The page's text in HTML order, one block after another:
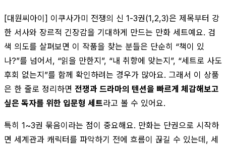
[대원씨아이] 이쿠사가미 전쟁의 신 1-3권(1,2,3)은 제목부터 강
한 서사와 장르적 긴장감을 기대하게 만드는 만화 세트예요. 검
색 의도를 살펴보면 이 작품을 찾는 분들은 단순히 “책이 있
나?”를 넘어서, “읽을 만한지”, “내 취향에 맞는지”, “세트로 사도
후회 없는지”를 함께 확인하려는 경우가 많아요. 그래서 이 상품
은 한 줄로 정리하면 전쟁과 드라마의 텐션을 빠르게 체감해보고
싶은 독자를 위한 입문형 세트라고 볼 수 있어요.
특히 1~3권 묶음이라는 점이 중요해요. 만화는 단권으로 시작하
면 세계관과 캐릭터를 파악하기 전에 흐름이 끊길 수 있는데, 세